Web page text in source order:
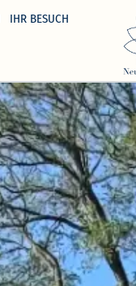
IHR BESUCH